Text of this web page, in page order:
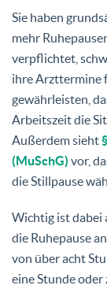
Sie haben
mehr
verpflichtet,
ihre Arzttermine
gewährleisten,
Arbeitszeit die
Außerdem sieht
(MuSchG) vor,
die Stillpause
Wichtig ist dabei
die Ruhepause
von über acht
eine Stunde oder